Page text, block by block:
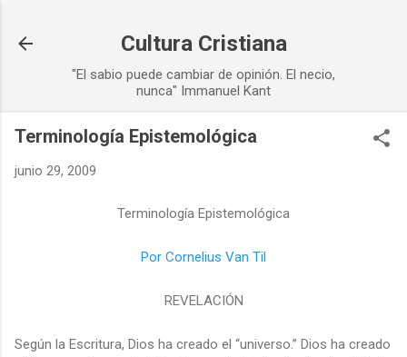
Cultura Cristiana
"El sabio puede cambiar de opinión. El necio,
nunca" Immanuel Kant
Terminología Epistemológica
junio 29, 2009
Terminología Epistemológica
Por Cornelius Van Til
REVELACIÓN
Según la Escritura, Dios ha creado el “universo.” Dios ha creado